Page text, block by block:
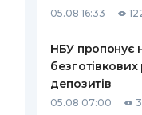
05.08 16:33
НБУ пропонує
безготівкових
депозитів
05.08 07:00